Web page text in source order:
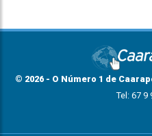
© 2026 - O Número 1 de
Tel: 67 9